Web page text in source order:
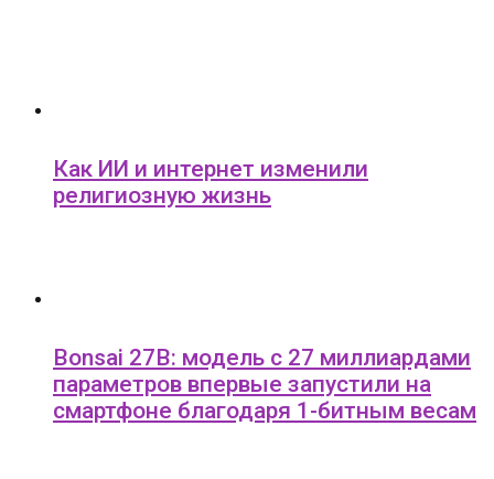
Как ИИ и интернет изменили
религиозную жизнь
Bonsai 27B: модель с 27 миллиардами
параметров впервые запустили на
смартфоне благодаря 1-битным весам